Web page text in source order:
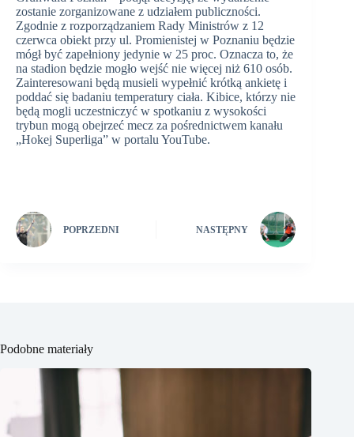
zostanie zorganizowane z udziałem publiczności.
Zgodnie z rozporządzaniem Rady Ministrów z 12
czerwca obiekt przy ul. Promienistej w Poznaniu będzie
mógł być zapełniony jedynie w 25 proc. Oznacza to, że
na stadion będzie mogło wejść nie więcej niż 610 osób.
Zainteresowani będą musieli wypełnić krótką ankietę i
poddać się badaniu temperatury ciała. Kibice, którzy nie
będą mogli uczestniczyć w spotkaniu z wysokości
trybun mogą obejrzeć mecz za pośrednictwem kanału
„Hokej Superliga” w portalu YouTube.
POPRZEDNI NASTĘPNY
Podobne materiały